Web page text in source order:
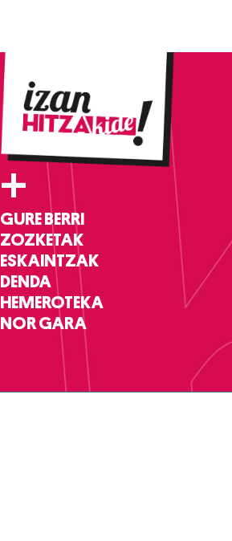
+
GURE BERRI
ZOZKETAK
ESKAINTZAK
DENDA
HEMEROTEKA
NOR GARA